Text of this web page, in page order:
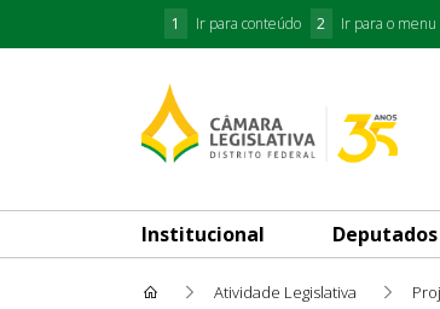
1 Ir para conteúdo 2 Ir para o menu
Institucional Deputados
Atividade Legislativa